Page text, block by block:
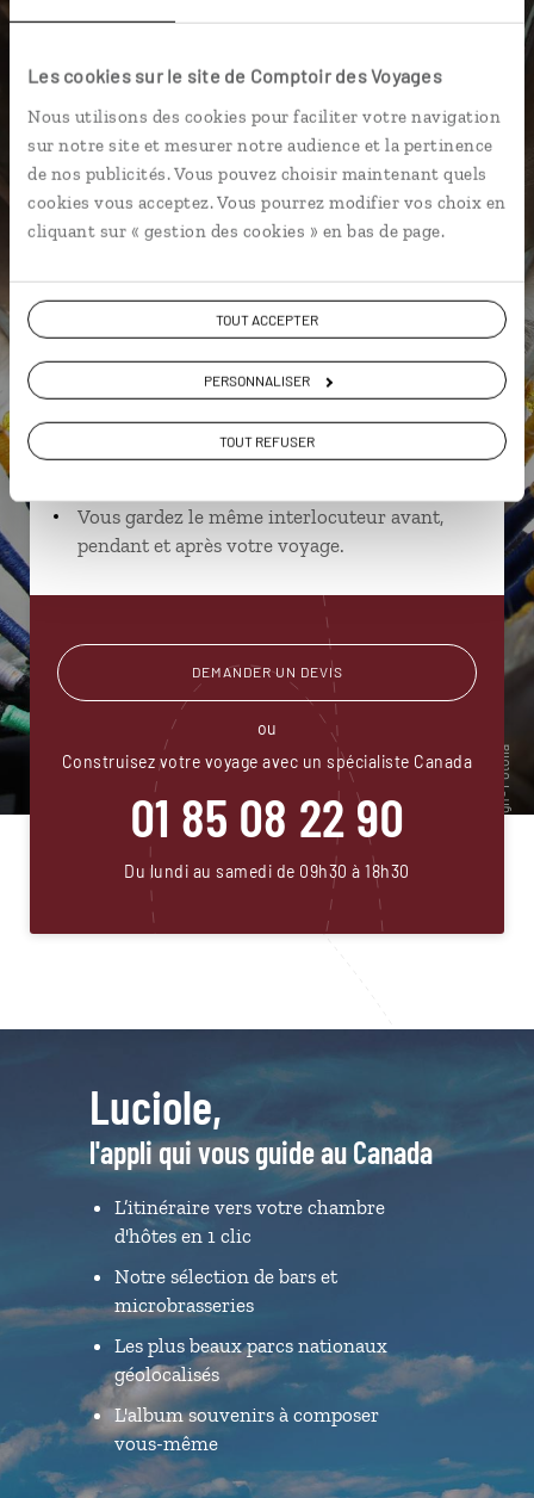
Les cookies sur le site de Comptoir des Voyages
Nous utilisons des cookies pour faciliter votre navigation
sur notre site et mesurer notre audience et la pertinence
de nos publicités. Vous pouvez choisir maintenant quels
cookies vous acceptez. Vous pourrez modifier vos choix en
cliquant sur « gestion des cookies » en bas de page.
TOUT ACCEPTER
PERSONNALISER
TOUT REFUSER
Amandine,
spécialiste Canada
Lire son interview
spécialistes
près de vos envies et de la réalité du pays.
Échangez en face à face ou depuis nos studios
connectés en agence, mais aussi par email ou
Vous gardez le même interlocuteur avant,
pendant et après votre voyage.
DEMANDER UN DEVIS
ou
Construisez votre voyage avec un spécialiste Canada
01 85 08 22 90
Du lundi au samedi de 09h30 à 18h30
Luciole,
l'appli qui vous guide au Canada
L’itinéraire vers votre chambre
d'hôtes en 1 clic
Notre sélection de bars et
microbrasseries
Les plus beaux parcs nationaux
géolocalisés
L'album souvenirs à composer
vous-même